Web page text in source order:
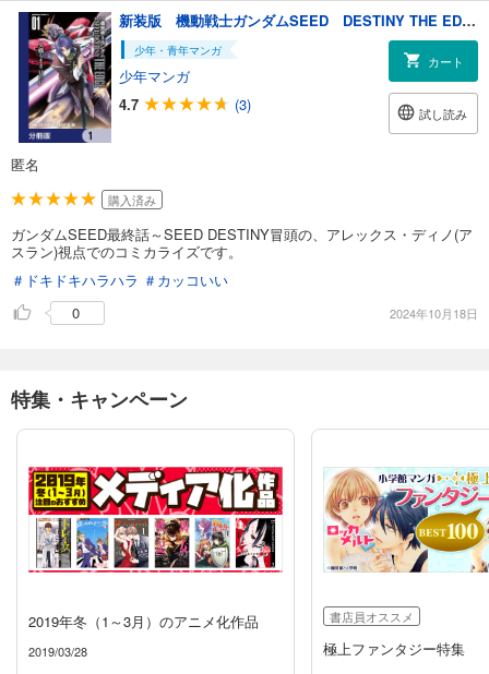
新装版 機動戦士ガンダムSEED DESTINY THE EDGE【分冊版】 1
少年・青年マンガ
少年マンガ
4.7
(3)
カート
試し読み
匿名
購入済み
ガンダムSEED最終話～SEED DESTINY冒頭の、アレックス・ディノ(ア
スラン)視点でのコミカライズです。
＃ドキドキハラハラ ＃カッコいい
0
2024年10月18日
特集・キャンペーン
2019年冬（1～3月）のアニメ化作品
2019/03/28
書店員オススメ
極上ファンタジー特集